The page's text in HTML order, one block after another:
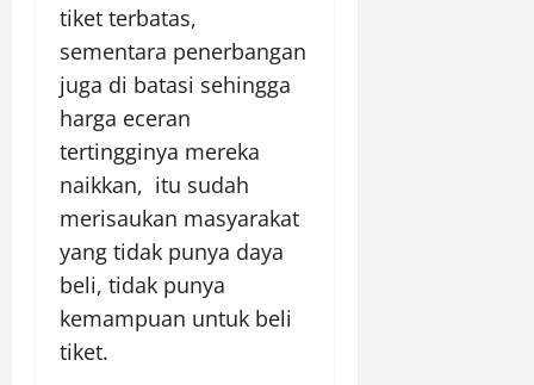
tiket terbatas,
sementara penerbangan
juga di batasi sehingga
harga eceran
tertingginya mereka
naikkan, itu sudah
merisaukan masyarakat
yang tidak punya daya
beli, tidak punya
kemampuan untuk beli
tiket.